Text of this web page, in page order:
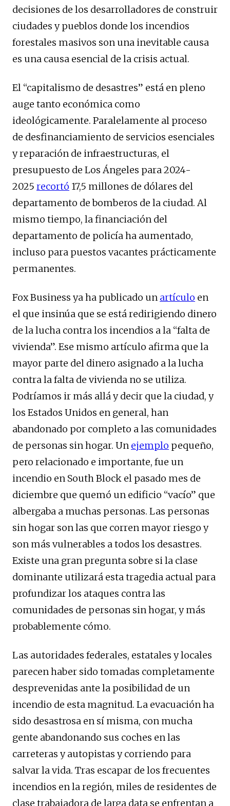
decisiones de los desarrolladores de construir
ciudades y pueblos donde los incendios
forestales masivos son una inevitable causa
es una causa esencial de la crisis actual.
El “capitalismo de desastres” está en pleno
auge tanto económica como
ideológicamente. Paralelamente al proceso
de desfinanciamiento de servicios esenciales
y reparación de infraestructuras, el
presupuesto de Los Ángeles para 2024-
2025 recortó 17,5 millones de dólares del
departamento de bomberos de la ciudad. Al
mismo tiempo, la financiación del
departamento de policía ha aumentado,
incluso para puestos vacantes prácticamente
permanentes.
Fox Business ya ha publicado un artículo en
el que insinúa que se está redirigiendo dinero
de la lucha contra los incendios a la “falta de
vivienda”. Ese mismo artículo afirma que la
mayor parte del dinero asignado a la lucha
contra la falta de vivienda no se utiliza.
Podríamos ir más allá y decir que la ciudad, y
los Estados Unidos en general, han
abandonado por completo a las comunidades
de personas sin hogar. Un ejemplo pequeño,
pero relacionado e importante, fue un
incendio en South Block el pasado mes de
diciembre que quemó un edificio “vacío” que
albergaba a muchas personas. Las personas
sin hogar son las que corren mayor riesgo y
son más vulnerables a todos los desastres.
Existe una gran pregunta sobre si la clase
dominante utilizará esta tragedia actual para
profundizar los ataques contra las
comunidades de personas sin hogar, y más
probablemente cómo.
Las autoridades federales, estatales y locales
parecen haber sido tomadas completamente
desprevenidas ante la posibilidad de un
incendio de esta magnitud. La evacuación ha
sido desastrosa en sí misma, con mucha
gente abandonando sus coches en las
carreteras y autopistas y corriendo para
salvar la vida. Tras escapar de los frecuentes
incendios en la región, miles de residentes de
clase trabajadora de larga data se enfrentan a